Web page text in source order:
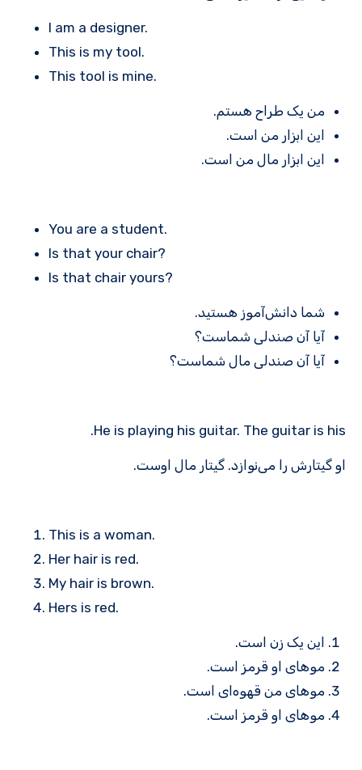
I am a designer.
This is my tool.
This tool is mine.
من یک طراح هستم.
این ابزار من است.
این ابزار مال من است.
You are a student.
Is that your chair?
Is that chair yours?
شما دانش‌آموز هستید.
آیا آن صندلی شماست؟
آیا آن صندلی مال شماست؟
He is playing his guitar. The guitar is his.
او گیتارش را می‌نوازد. گیتار مال اوست.
This is a woman.
Her hair is red.
My hair is brown.
Hers is red.
این یک زن است.
موهای او قرمز است.
موهای من قهوه‌ای است.
موهای او قرمز است.